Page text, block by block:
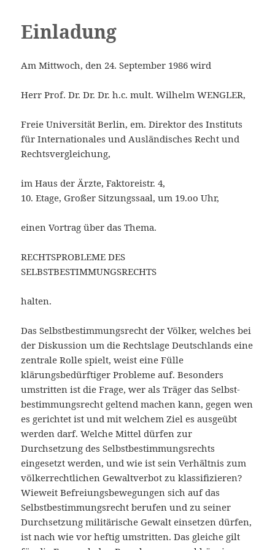
Einladung
Am Mittwoch, den 24. September 1986 wird
Herr Prof. Dr. Dr. Dr. h.c. mult. Wilhelm WENGLER,
Freie Universität Berlin, em. Direktor des Instituts
für Internationales und Ausländisches Recht und
Rechtsvergleichung,
im Haus der Ärzte, Faktoreistr. 4,
10. Etage, Großer Sitzungssaal, um 19.oo Uhr,
einen Vortrag über das Thema.
RECHTSPROBLEME DES
SELBSTBESTIMMUNGSRECHTS
halten.
Das Selbstbestimmungsrecht der Völker, welches bei
der Diskussion um die Rechtslage Deutschlands eine
zentrale Rolle spielt, weist eine Fülle
klärungsbedürftiger Probleme auf. Besonders
umstritten ist die Frage, wer als Träger das Selbst-
bestimmungsrecht geltend machen kann, gegen wen
es gerichtet ist und mit welchem Ziel es ausgeübt
werden darf. Welche Mittel dürfen zur
Durchsetzung des Selbstbestimmungsrechts
eingesetzt werden, und wie ist sein Verhältnis zum
völkerrechtlichen Gewaltverbot zu klassifizieren?
Wieweit Befreiungsbewegungen sich auf das
Selbstbestimmungsrecht berufen und zu seiner
Durchsetzung militärische Gewalt einsetzen dürfen,
ist nach wie vor heftig umstritten. Das gleiche gilt